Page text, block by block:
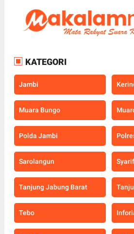
KATEGORI
Jambi
Muara Bungo
Polda Jambi
Sarolangun
Tanjung Jabung Barat
Tebo